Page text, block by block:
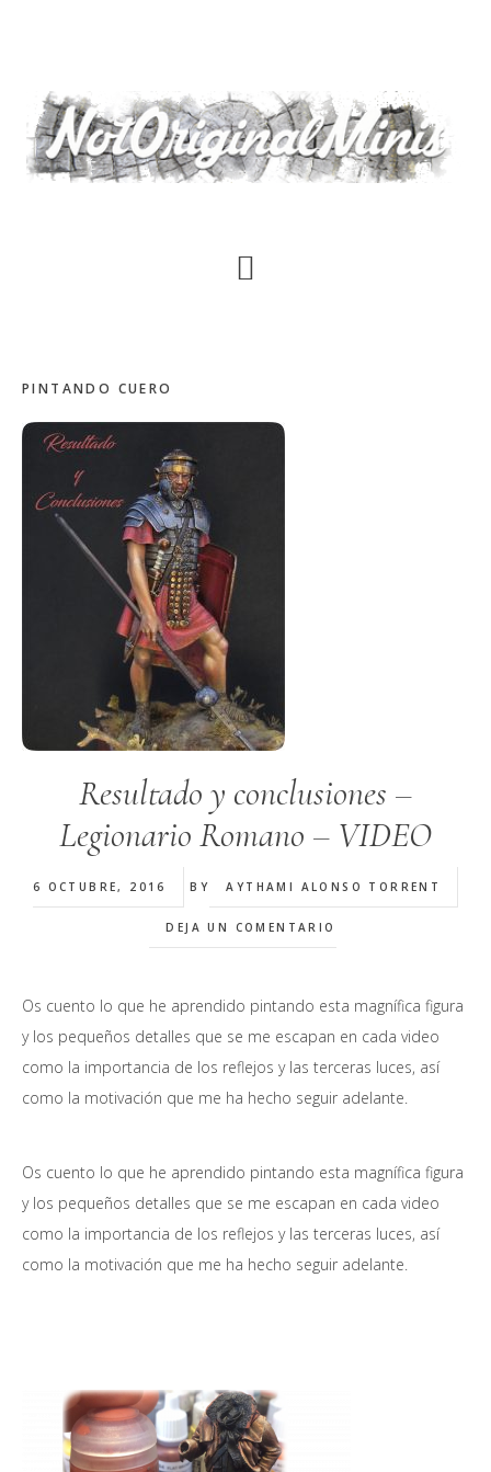
principal
PINTANDO CUERO
Resultado y conclusiones –
Legionario Romano – VIDEO
6 OCTUBRE, 2016 BY AYTHAMI ALONSO TORRENT
DEJA UN COMENTARIO
Os cuento lo que he aprendido pintando esta magnífica figura
y los pequeños detalles que se me escapan en cada video
como la importancia de los reflejos y las terceras luces, así
como la motivación que me ha hecho seguir adelante.
Os cuento lo que he aprendido pintando esta magnífica figura
y los pequeños detalles que se me escapan en cada video
como la importancia de los reflejos y las terceras luces, así
como la motivación que me ha hecho seguir adelante.